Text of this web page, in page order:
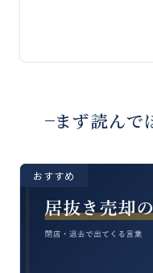
まず読んで
おすすめ